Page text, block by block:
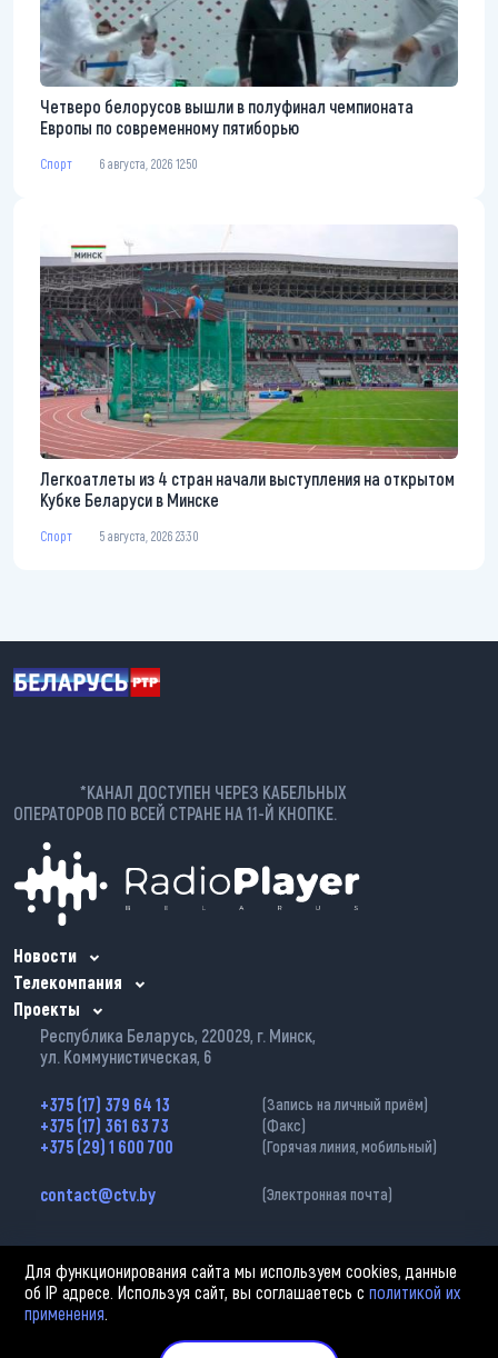
Четверо белорусов вышли в полуфинал чемпионата
Европы по современному пятиборью
Спорт 6 августа, 2026 12:50
Легкоатлеты из 4 стран начали выступления на открытом
Кубке Беларуси в Минске
Спорт 5 августа, 2026 23:30
*КАНАЛ ДОСТУПЕН ЧЕРЕЗ КАБЕЛЬНЫХ
ОПЕРАТОРОВ ПО ВСЕЙ СТРАНЕ НА 11-Й КНОПКЕ.
Новости
Телекомпания
Проекты
Республика Беларусь, 220029, г. Минск,
ул. Коммунистическая, 6
+375 (17) 379 64 13 (Запись на личный приём)
+375 (17) 361 63 73 (Факс)
+375 (29) 1 600 700 (Горячая линия, мобильный)
contact@ctv.by (Электронная почта)
2002—2026 © ЗАО «Столичное телевидение». При любом использовании
материалов активная гиперссылка на «belarus-news.by» обязательна.
Для функционирования сайта мы используем cookies, данные
об IP адресе. Используя сайт, вы соглашаетесь сполитикой их
применения.